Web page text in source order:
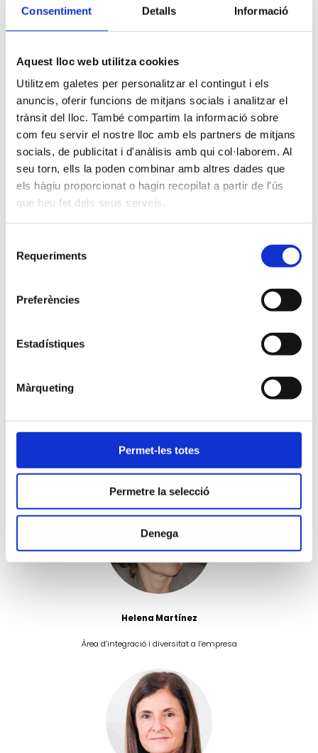
Consentiment Detalls Informació
Aquest lloc web utilitza cookies
Utilitzem galetes per personalitzar el contingut i els
anuncis, oferir funcions de mitjans socials i analitzar el
trànsit del lloc. També compartim la informació sobre
com feu servir el nostre lloc amb els partners de mitjans
socials, de publicitat i d'anàlisis amb qui col·laborem. Al
seu torn, ells la poden combinar amb altres dades que
els hàgiu proporcionat o hagin recopilat a partir de l'ús
que heu fet dels seus serveis.
Requeriments
Preferències
Estadístiques
Màrqueting
Permet-les totes
Permetre la selecció
Denega
Júlia Gómez
Àrea de suport personal a l’empresariat
Helena Martínez
Àrea d’integració i diversitat a l’empresa